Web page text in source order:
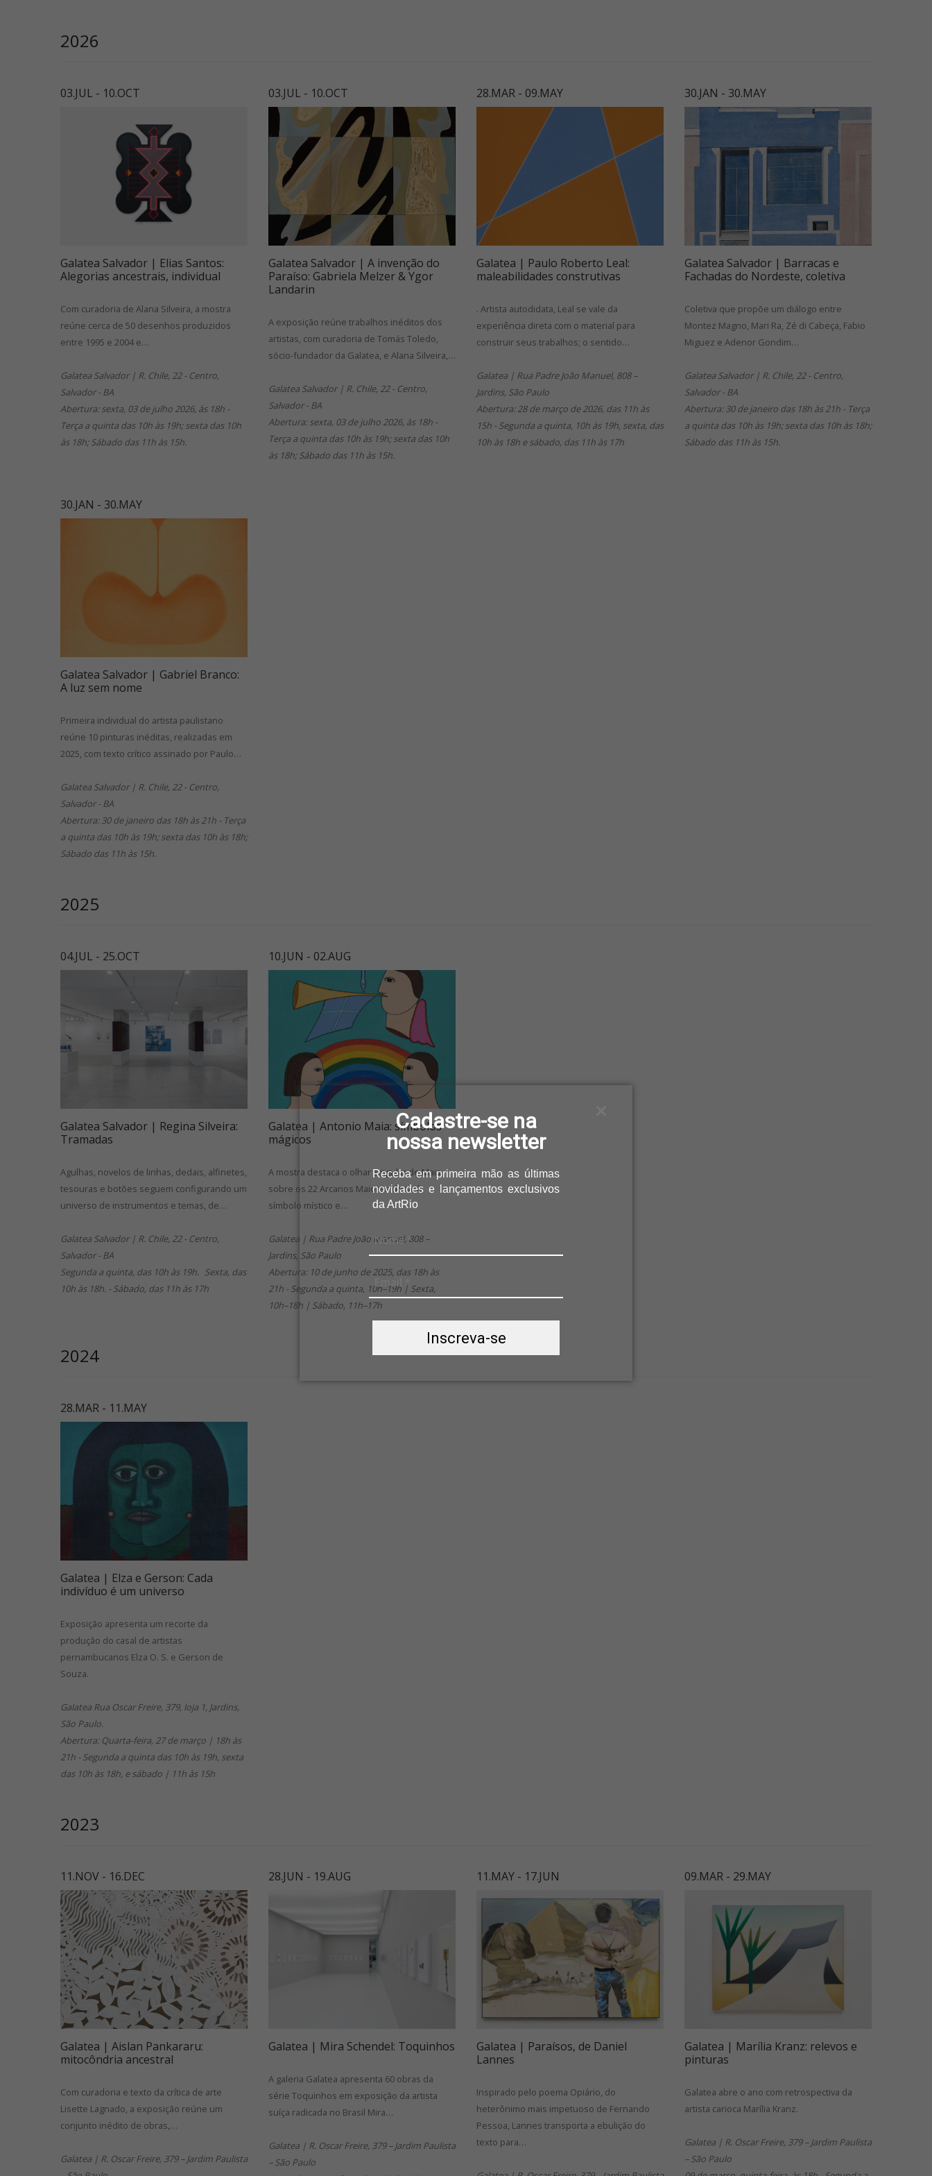
Cadastre-se na
nossa newsletter
Recebaem primeira mão as últimas
novidades e lançamentos exclusivos
da ArtRio
Inscreva-se
2026
03.JUL - 10.OCT
Galatea Salvador | Elias Santos:
Alegorias ancestrais, individual
Com curadoria de Alana Silveira, a mostra
reúne cerca de 50 desenhos produzidos
entre 1995 e 2004 e…
Galatea Salvador | R. Chile, 22 - Centro,
Salvador - BA
Abertura: sexta, 03 de julho 2026, às 18h -
Terça a quinta das 10h às 19h; sexta das 10h
às 18h; Sábado das 11h às 15h.
03.JUL - 10.OCT
Galatea Salvador | A invenção do
Paraíso: Gabriela Melzer & Ygor
Landarin
A exposição reúne trabalhos inéditos dos
artistas, com curadoria de Tomás Toledo,
sócio-fundador da Galatea, e Alana Silveira,…
Galatea Salvador | R. Chile, 22 - Centro,
Salvador - BA
Abertura: sexta, 03 de julho 2026, às 18h -
Terça a quinta das 10h às 19h; sexta das 10h
às 18h; Sábado das 11h às 15h.
28.MAR - 09.MAY
Galatea | Paulo Roberto Leal:
maleabilidades construtivas
. Artista autodidata, Leal se vale da
experiência direta com o material para
construir seus trabalhos; o sentido…
Galatea | Rua Padre João Manuel, 808 –
Jardins, São Paulo
Abertura: 28 de março de 2026, das 11h às
15h - Segunda a quinta, 10h às 19h, sexta, das
10h às 18h e sábado, das 11h às 17h
30.JAN - 30.MAY
Galatea Salvador | Barracas e
Fachadas do Nordeste, coletiva
Coletiva que propõe um diálogo entre
Montez Magno, Mari Ra, Zé di Cabeça, Fabio
Miguez e Adenor Gondim…
Galatea Salvador | R. Chile, 22 - Centro,
Salvador - BA
Abertura: 30 de janeiro das 18h às 21h - Terça
a quinta das 10h às 19h; sexta das 10h às 18h;
Sábado das 11h às 15h.
30.JAN - 30.MAY
Galatea Salvador | Gabriel Branco:
A luz sem nome
Primeira individual do artista paulistano
reúne 10 pinturas inéditas, realizadas em
2025, com texto crítico assinado por Paulo…
Galatea Salvador | R. Chile, 22 - Centro,
Salvador - BA
Abertura: 30 de janeiro das 18h às 21h - Terça
a quinta das 10h às 19h; sexta das 10h às 18h;
Sábado das 11h às 15h.
2025
04.JUL - 25.OCT
Galatea Salvador | Regina Silveira:
Tramadas
Agulhas, novelos de linhas, dedais, alfinetes,
tesouras e botões seguem configurando um
universo de instrumentos e temas, de…
Galatea Salvador | R. Chile, 22 - Centro,
Salvador - BA
Segunda a quinta, das 10h às 19h. Sexta, das
10h às 18h. - Sábado, das 11h às 17h
10.JUN - 02.AUG
Galatea | Antonio Maia: símbolos
mágicos
A mostra destaca o olhar singular de Maia
sobre os 22 Arcanos Maiores do tarô,
símbolo místico e…
Galatea | Rua Padre João Manuel, 808 –
Jardins, São Paulo
Abertura: 10 de junho de 2025, das 18h às
21h - Segunda a quinta, 10h–19h | Sexta,
10h–18h | Sábado, 11h–17h
2024
28.MAR - 11.MAY
Galatea | Elza e Gerson: Cada
indivíduo é um universo
Exposição apresenta um recorte da
produção do casal de artistas
pernambucanos Elza O. S. e Gerson de
Souza.
Galatea Rua Oscar Freire, 379, loja 1, Jardins,
São Paulo.
Abertura: Quarta-feira, 27 de março | 18h às
21h - Segunda a quinta das 10h às 19h, sexta
das 10h às 18h, e sábado | 11h às 15h
2023
11.NOV - 16.DEC
Galatea | Aislan Pankararu:
mitocôndria ancestral
Com curadoria e texto da crítica de arte
Lisette Lagnado, a exposição reúne um
conjunto inédito de obras,…
Galatea | R. Oscar Freire, 379 – Jardim Paulista
28.JUN - 19.AUG
Galatea | Mira Schendel: Toquinhos
A galeria Galatea apresenta 60 obras da
série Toquinhos em exposição da artista
suíça radicada no Brasil Mira…
Galatea | R. Oscar Freire, 379 – Jardim Paulista
– São Paulo
11.MAY - 17.JUN
Galatea | Paraísos, de Daniel
Lannes
Inspirado pelo poema Opiário, do
heterônimo mais impetuoso de Fernando
Pessoa, Lannes transporta a ebulição do
texto para…
09.MAR - 29.MAY
Galatea | Marília Kranz: relevos e
pinturas
Galatea abre o ano com retrospectiva da
artista carioca Marília Kranz.
Galatea | R. Oscar Freire, 379 – Jardim Paulista
– São Paulo